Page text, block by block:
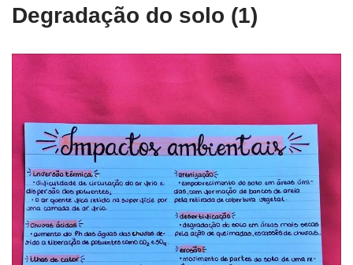
Degradação do solo (1)